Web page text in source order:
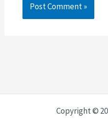
Copyright ©